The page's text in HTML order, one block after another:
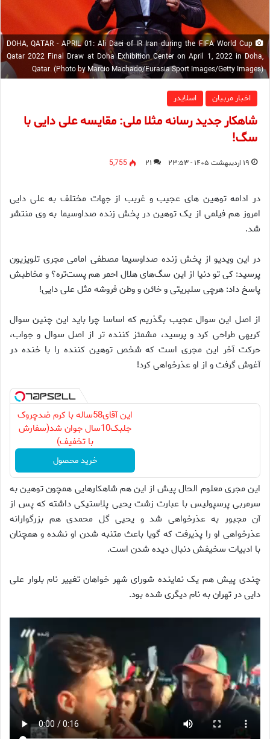
DOHA, QATAR - APRIL 01: Ali Daei of IR Iran during the FIFA World Cup
Qatar 2022 Final Draw at Doha Exhibition Center on April 1, 2022 in Doha,
Qatar. (Photo by Marcio Machado/Eurasia Sport Images/Getty Images)
اخبار مربیان اسلایدر
شاهکار جدید رسانه مثلا ملی: مقایسه علی دایی با
سگ!
۱۹ اردیبهشت ۱۴۰۵ - ۲۳:۵۳ ۲۱ 5,755
در ادامه توهین های عجیب و غریب از جهات مختلف به علی دایی
امروز هم فیلمی از یک توهین در پخش زنده صداوسیما به وی منتشر
شد.
در این ویدیو از پخش زنده صداوسیما مصطفی امامی مجری تلویزیون
پرسید: کی تو دنیا از این سگ‌های هلال احمر هم پست‌تره؟ و مخاطبش
پاسخ داد: هرچی سلبریتی و خائن و وطن فروشه مثل علی دایی!
از اصل این سوال عجیب بگذریم که اساسا چرا باید این چنین سوال
کریهی طراحی کرد و پرسید، مشمئز کننده تر از اصل سوال و جواب،
حرکت آخر این مجری است که شخص توهین کننده را با خنده در
آغوش گرفت و از او عذرخواهی کرد!
این آقای58ساله با کرم ضدچروک
جلبک10سال جوان شد(سفارش
با تخفیف)
خرید محصول
این مجری معلوم الحال پیش از این هم شاهکارهایی همچون توهین به
سرمربی پرسپولیس با عبارت زشت یحیی پلاستیکی داشته که پس از
آن مجبور به عذرخواهی شد و یحیی گل محمدی هم بزرگوارانه
عذرخواهی او را پذیرفت که گویا باعث متنبه شدن او نشده و همچنان
با ادبیات سخیفش دنبال دیده شدن است.
چندی پیش هم یک نماینده شورای شهر خواهان تغییر نام بلوار علی
دایی در تهران به نام دیگری شده بود.